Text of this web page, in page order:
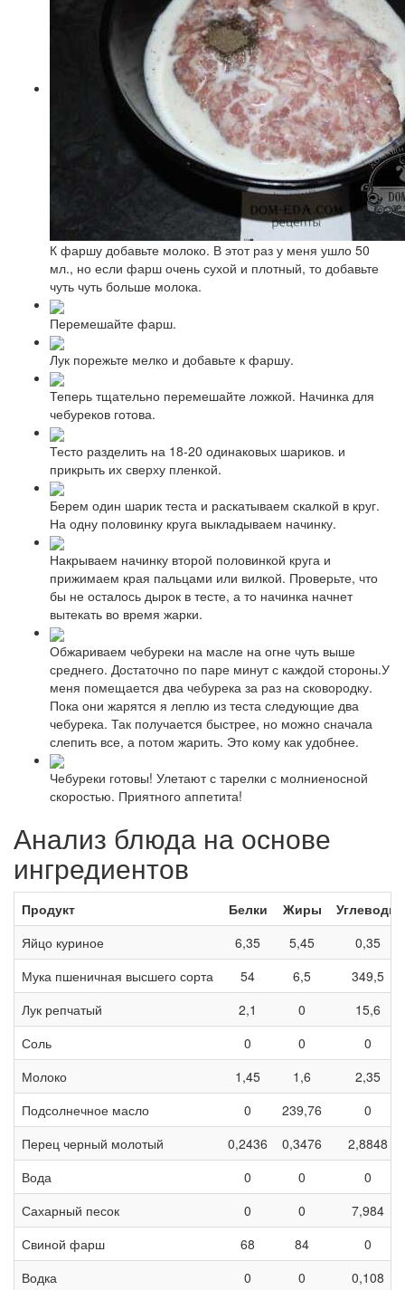
К фаршу добавьте молоко. В этот раз у меня ушло 50
мл., но если фарш очень сухой и плотный, то добавьте
чуть чуть больше молока.
Перемешайте фарш.
Лук порежьте мелко и добавьте к фаршу.
Теперь тщательно перемешайте ложкой. Начинка для
чебуреков готова.
Тесто разделить на 18-20 одинаковых шариков. и
прикрыть их сверху пленкой.
Берем один шарик теста и раскатываем скалкой в круг.
На одну половинку круга выкладываем начинку.
Накрываем начинку второй половинкой круга и
прижимаем края пальцами или вилкой. Проверьте, что
бы не осталось дырок в тесте, а то начинка начнет
вытекать во время жарки.
Обжариваем чебуреки на масле на огне чуть выше
среднего. Достаточно по паре минут с каждой стороны.У
меня помещается два чебурека за раз на сковородку.
Пока они жарятся я леплю из теста следующие два
чебурека. Так получается быстрее, но можно сначала
слепить все, а потом жарить. Это кому как удобнее.
Чебуреки готовы! Улетают с тарелки с молниеносной
скоростью. Приятного аппетита!
Анализ блюда на основе
ингредиентов
Продукт Белки Жиры
Углеводы
Яйцо куриное
6,35 5,45
0,35
Мука пшеничная высшего сорта
54 6,5
349,5
Лук репчатый
2,1 0
15,6
Соль
0 0
0
Молоко
1,45 1,6
2,35
Подсолнечное масло
0 239,76
0
Перец черный молотый
0,2436 0,3476
2,8848
Вода
0 0
0
Сахарный песок
0 0
7,984
Свиной фарш
68 84
0
Водка
0 0
0,108